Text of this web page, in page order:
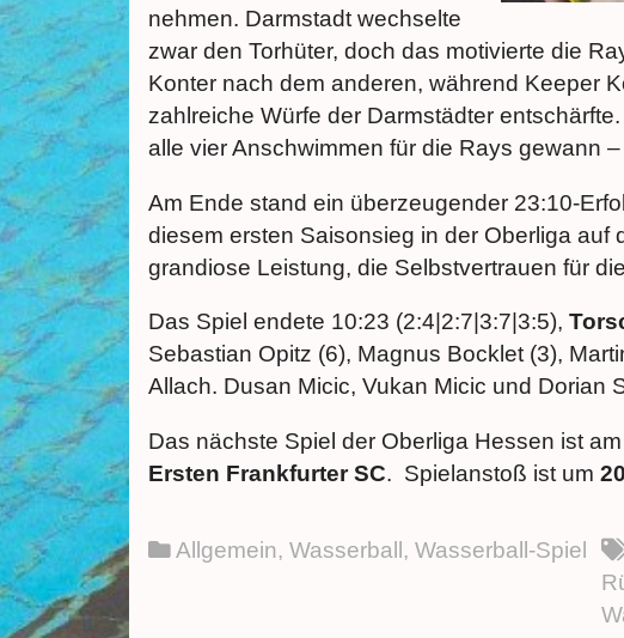
nehmen. Darmstadt wechselte
zwar den Torhüter, doch das motivierte die
Konter nach dem anderen, während Keeper
zahlreiche Würfe der Darmstädter
alle vier Anschwimmen für die Rays gewann
Am Ende stand ein überzeugender 23:10-
diesem ersten Saisonsieg in der Oberliga auf
grandiose Leistung, die Selbstvertrauen für
Das Spiel endete 10:23 (2:4|2:7|3:7|3:5),
Sebastian Opitz (6), Magnus Bocklet (3),
Allach. Dusan Micic, Vukan Micic und Dorian
Das nächste Spiel der Oberliga Hessen ist
Ersten Frankfurter SC. Spielanstoß ist um
Allgemein, Wasserball , Wasserball-Spiel